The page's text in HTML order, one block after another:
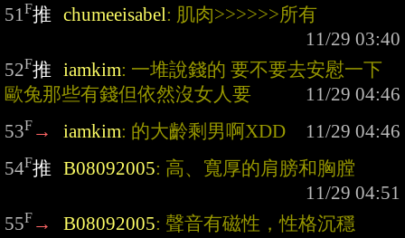
51 F推 chumeeisabel: 肌肉>>>>>>所有
52F推 iamkim: 一堆說錢的 要不要去安慰一下
歐兔那些有錢但依然沒女人要
53F → iamkim: 的大齡剩男啊XDD
54F推 B08092005: 高、寬厚的肩膀和胸膛
55F → B08092005: 聲音有磁性，性格沉穩